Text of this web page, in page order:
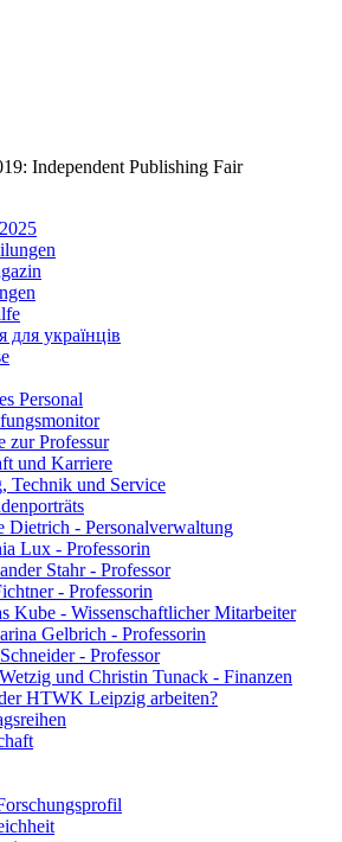
Independent Publishing Fair
для українців
Personal
zur Professur
und Karriere
Technik und Service
Dietrich - Personalverwaltung
Lux - Professorin
Stahr - Professor
- Professorin
Kube - Wissenschaftlicher Mitarbeiter
Gelbrich - Professorin
- Professor
und Christin Tunack - Finanzen
HTWK Leipzig arbeiten?